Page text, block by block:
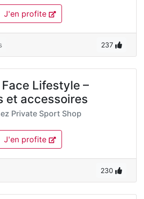
J'en profite
237
Lifestyle –
et accessoires
Private Sport Shop
J'en profite
230